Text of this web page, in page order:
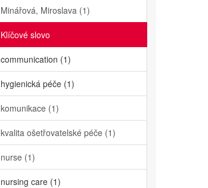
Minářová, Miroslava (1)
Klíčové slovo
communication (1)
hygienická péče (1)
komunikace (1)
kvalita ošetřovatelské péče (1)
nurse (1)
nursing care (1)